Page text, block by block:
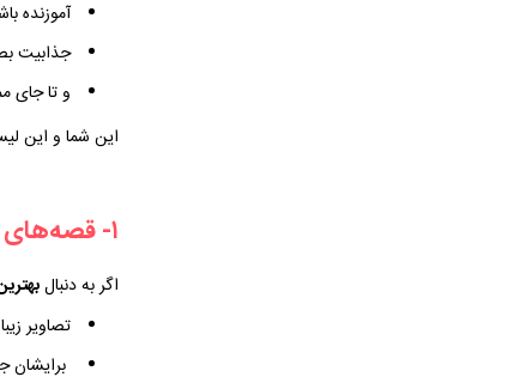
آموزنده
جذابیت
و تا جای
این شما و این
۱- قصه‌های شیرین جنگل
اگر به دنبال
تصاویر
برایشان